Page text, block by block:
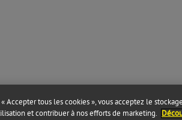
« Accepter tous les cookies », vous acceptez le
et contribuer à nos efforts de marketing.